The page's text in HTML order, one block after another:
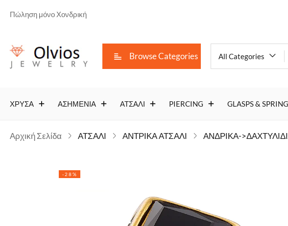
Πώληση μόνο Χονδρική
Browse Categories All Categories
ΧΡΥΣΑ ΑΣΗΜΕΝΙΑ ΑΤΣΑΛΙ PIERCING GLASPS &
Αρχική Σελίδα ΑΤΣΑΛΙ ΑΝΤΡΙΚΑ ΑΤΣΑΛΙ ΑΝΔΡΙΚΑ-
-28%